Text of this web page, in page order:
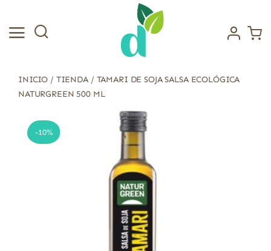
contenido
INICIO / TIENDA/ TAMARI DE SOJA SALSA ECOLÓGICA
NATURGREEN 500 ML
-10%